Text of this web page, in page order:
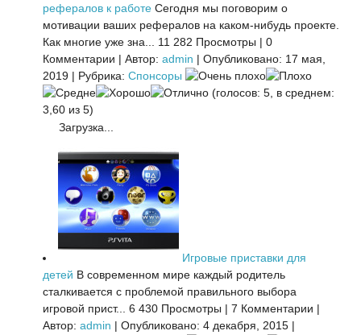
рефералов к работе Сегодня мы поговорим о
мотивации ваших рефералов на каком-нибудь проекте.
Как многие уже зна...
11 282 Просмотры | 0
Комментарии | Автор: admin | Опубликовано: 17 мая,
2019 | Рубрика: Спонсоры
(голосов: 5, в среднем:
3,60 из 5)
Загрузка...
Игровые приставки для
детей В современном мире каждый родитель
сталкивается с проблемой правильного выбора
игровой прист...
6 430 Просмотры | 7 Комментарии |
Автор: admin | Опубликовано: 4 декабря, 2015 |